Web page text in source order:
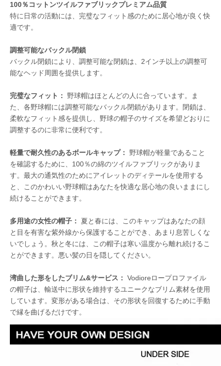
100％コットンツイルファブリックプレミアム品質
特に日常の活動には、完璧なフィット感のために居心地が良く快
適です。
調整可能なバックル閉鎖
バックル閉鎖により、調整可能な閉鎖は、2インチ以上の調整可
能なヘッド周囲を提供します。
完璧なフィット： 野球帽はほとんどの人に合っています。ま
た、各野球帽には調整可能なバックル閉鎖があります。閉鎖は、
柔軟なフィット感を提供し、野球の帽子のサイズを希望どおりに
調整するのに非常に便利です。
軽量で耐久性のあるボールキャップ：
野球帽が軽量であること
を確認するために、100％の綿のツイルファブリックがありま
す。最大の通気性のためにアイレットのディテールを使用する
と、このかわいい野球帽はあなたを快適な居心地の良いままにし
続けることができます。
多用途の女性の帽子：
夏と春には、このキャップはあなたの顔
と目を有害な紫外線から保護することができ、あまり息苦しくな
いでしょう。秋と冬には、この帽子は寒い温度から離れ続けるこ
とができます。悪い髪の日を隠してください。
湾曲した形をしたブリム&サービス： Vodioreロープロファイル
の帽子は、輸送中に形状を維持するユニークなブリム素材を使用
しています。変形がある場合は、その形状を回復するために手動
で縁を曲げるだけです。